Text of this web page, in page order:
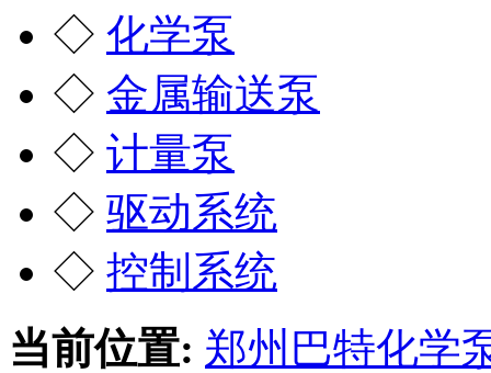
◇ 化学泵
◇ 金属输送泵
◇ 计量泵
◇ 驱动系统
◇ 控制系统
当前位置: 郑州巴特化学